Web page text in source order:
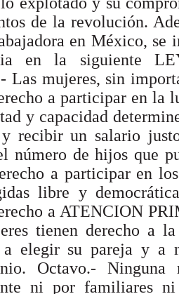
de la revolución.
en México, se
en la siguiente
Las mujeres, sin
a participar en la
y capacidad
recibir un salario
número de hijos que
a participar en
libre y
a ATENCION
tienen derecho a
a elegir su pareja y a
Octavo.-
ni por familiares